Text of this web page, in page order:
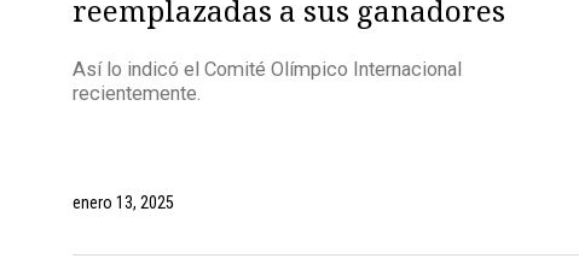
reemplazadas a sus ganadores
Así lo indicó el Comité Olímpico Internacional
recientemente.
enero 13, 2025